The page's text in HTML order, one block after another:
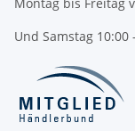
Und Samstag